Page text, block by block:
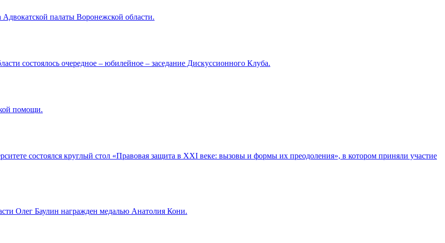
Адвокатской палаты Воронежской области.
состоялось очередное – юбилейное – заседание Дискуссионного Клуба.
помощи.
состоялся круглый стол «Правовая защита в XXI веке: вызовы и формы их преодоления», в котором приняли участие
Олег Баулин награжден медалью Анатолия Кони.